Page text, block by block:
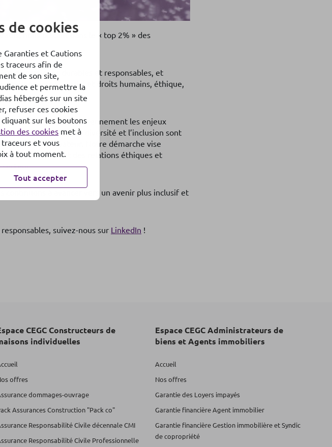
nous plaçant dans le « top 2% » des
de pratiques durables et responsables, et
social et droits humains, éthique,
qui intègrent quotidiennement les enjeux
nous croyons que la diversité et l’inclusion sont
et novateur. Notre démarche vise
en bâtissant des relations éthiques et
continuons à avancer vers un avenir plus inclusif et
suivez-nous sur LinkedIn !
CEGC Constructeurs de
individuelles
offres
dommages-ouvrage
Assurances Construction "Pack co"
Responsabilité Civile décennale CMI
Responsabilité Civile Professionnelle
Espace CEGC Administrateurs de
biens et Agents immobiliers
Accueil
Nos offres
Garantie des Loyers impayés
Garantie financière Agent immobilier
Garantie financière Gestion immobilière et Syndic
de copropriété
de cookies
Garanties et Cautions
traceurs afin de
de son site,
et permettre la
hébergés sur un site
refuser ces cookies
sur les boutons
des cookies met à
et vous
à tout moment.
Tout accepter